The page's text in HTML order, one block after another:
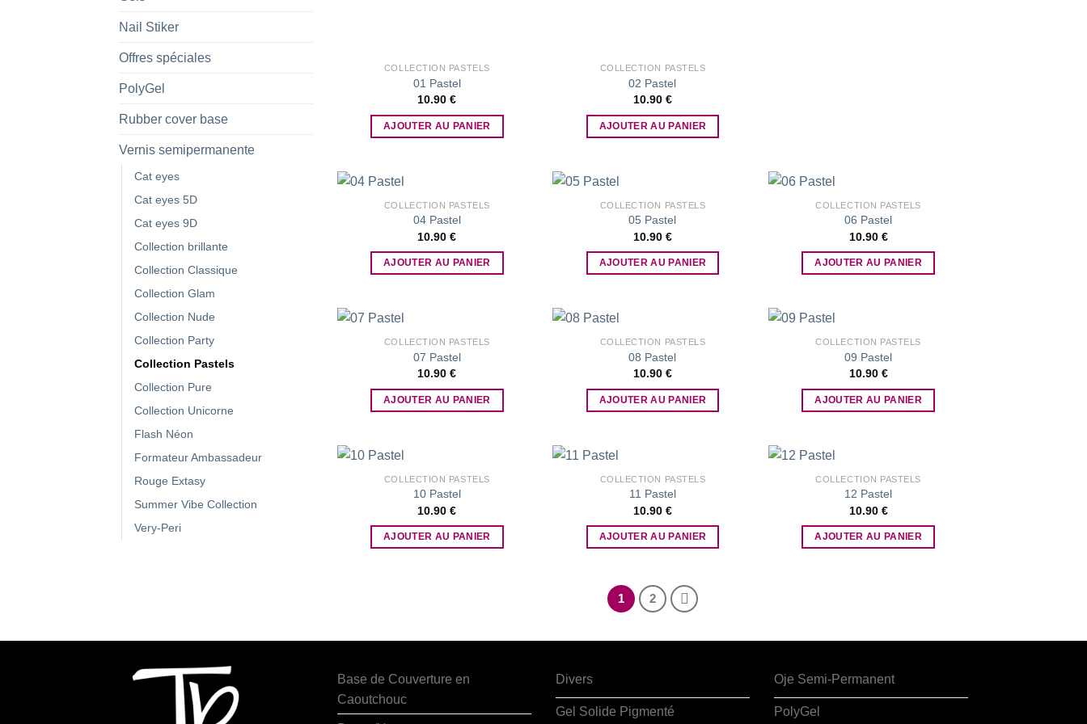
Nail Stiker
Offres spéciales
PolyGel
Rubber cover base
Vernis semipermanente
Cat eyes
Cat eyes 5D
Cat eyes 9D
Collection brillante
Collection Classique
Collection Glam
Collection Nude
Collection Party
Collection Pastels
Collection Pure
Collection Unicorne
Flash Néon
Formateur Ambassadeur
Rouge Extasy
Summer Vibe Collection
Very-Peri
COLLECTION PASTELS
01 Pastel
10.90€
AJOUTER AU PANIER
COLLECTION PASTELS
02 Pastel
10.90 €
AJOUTER AU PANIER
wishlist
COLLECTION PASTELS
04 Pastel
10.90€
AJOUTER AU PANIER
wishlist
COLLECTION PASTELS
05 Pastel
10.90 €
AJOUTER AU PANIER
wishlist
COLLECTION PASTELS
06 Pastel
10.90 €
AJOUTER AU PANIER
wishlist
COLLECTION PASTELS
07 Pastel
10.90€
AJOUTER AU PANIER
wishlist
COLLECTION PASTELS
08 Pastel
10.90 €
AJOUTER AU PANIER
wishlist
COLLECTION PASTELS
09 Pastel
10.90 €
AJOUTER AU PANIER
wishlist
COLLECTION PASTELS
10 Pastel
10.90€
AJOUTER AU PANIER
wishlist
COLLECTION PASTELS
11 Pastel
10.90 €
AJOUTER AU PANIER
wishlist
COLLECTION PASTELS
12 Pastel
10.90 €
AJOUTER AU PANIER
1 2
Base de Couverture en
Caoutchouc
Divers
Gel Solide Pigmenté
Oje Semi-Permanent
PolyGel